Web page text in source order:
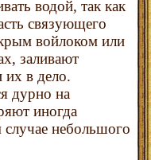
водой, так как
связующего
войлоком или
заливают
их в дело.
дурно на
иногда
небольшого